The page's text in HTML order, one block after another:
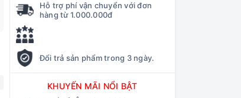
Hỗ trợ phí vận chuyển với đơn
hàng từ 1.000.000đ
Đổi trả sản phẩm trong 3 ngày.
KHUYẾN MÃI NỔI BẬT